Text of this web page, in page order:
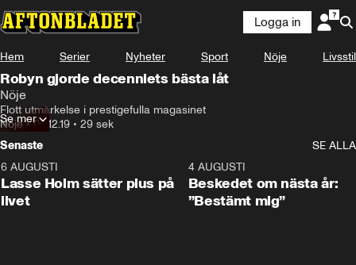
Logga in
Hem Serier Nyheter Sport Nöje Livsstil
Robyn gjorde decenniets bästa låt
Nöje
Flott utmärkelse i prestigefulla magasinet
Nöje•05.12.19 • 29 sek
Se mer
Senaste
SE ALLA
6 AUGUSTI
Lasse Holm sätter plus på
livet
4 AUGUSTI
Beskedet om nästa år:
”Bestämt mig”